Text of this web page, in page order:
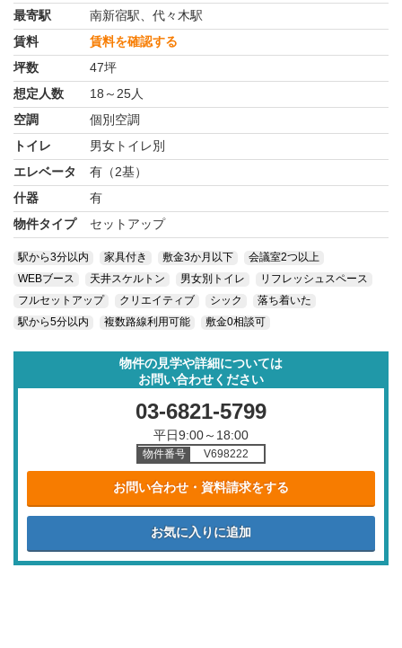
最寄駅
南新宿駅、代々木駅
賃料
賃料を確認する
坪数
47坪
想定人数
18～25人
空調
個別空調
トイレ
男女トイレ別
エレベータ
有（2基）
什器
有
物件タイプ
セットアップ
駅から3分以内 家具付き 敷金3か月以下
会議室2つ以上
WEBブース
天井スケルトン 男女別トイレ
リフレッシュスペース
フルセットアップ
クリエイティブ シック
落ち着いた
駅から5分以内
複数路線利用可能 敷金0相談可
物件の見学や詳細については
お問い合わせください
03-6821-5799
平日9:00～18:00
物件番号 V698222
お問い合わせ・資料請求をする